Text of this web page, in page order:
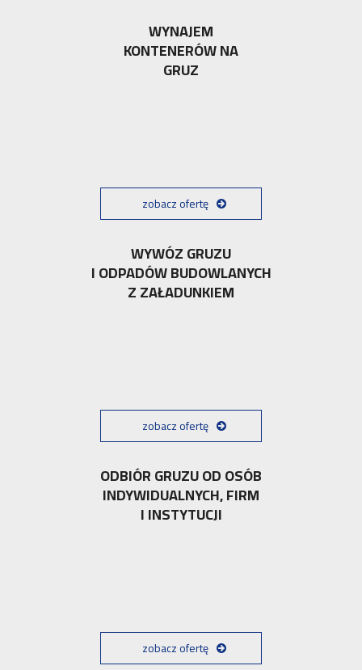
WYNAJEM
KONTENERÓW NA
GRUZ
zobacz ofertę
WYWÓZ GRUZU
I ODPADÓW BUDOWLANYCH
Z ZAŁADUNKIEM
zobacz ofertę
ODBIÓR GRUZU OD OSÓB
INDYWIDUALNYCH, FIRM
I INSTYTUCJI
zobacz ofertę